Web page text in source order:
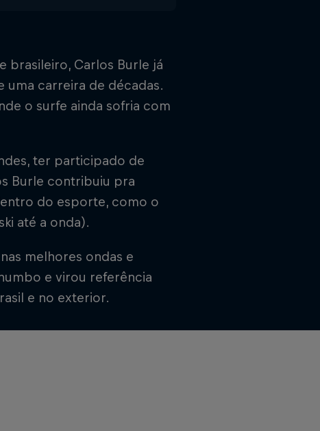
brasileiro, Carlos Burle já
carreira de décadas.
o surfe ainda sofria com
ter participado de
Burle contribuiu pra
do esporte, como o
até a onda).
melhores ondas e
e virou referência
e no exterior.